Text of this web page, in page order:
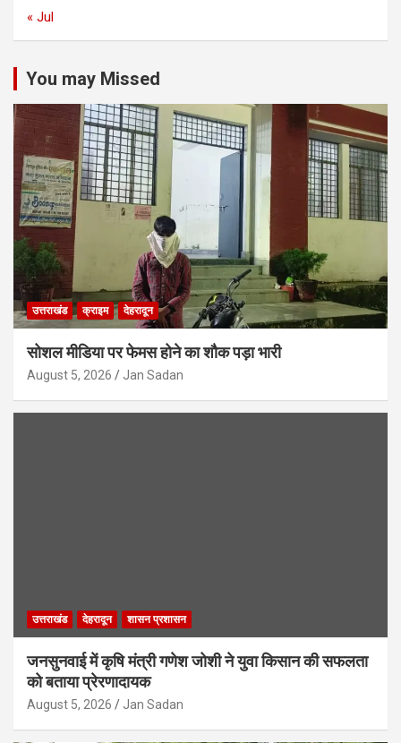
« Jul
You may Missed
उत्तराखंड क्राइम देहरादून
सोशल मीडिया पर फेमस होने का शौक पड़ा भारी
August 5, 2026 Jan Sadan
उत्तराखंड देहरादून शासन प्रशासन
जनसुनवाई में कृषि मंत्री गणेश जोशी ने युवा किसान की सफलता
को बताया प्रेरणादायक
August 5, 2026 Jan Sadan